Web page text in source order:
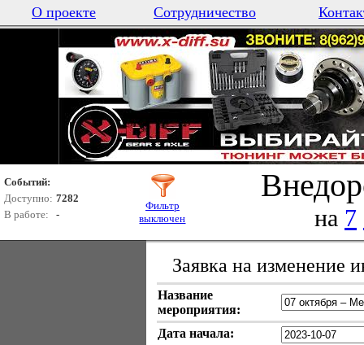
О проекте Сотрудничество
Событий:
Доступно: 7282
В работе:
-
Фильтр
выключен
на 7
Заявка на изменение
Название
мероприятия:
Дата начала: